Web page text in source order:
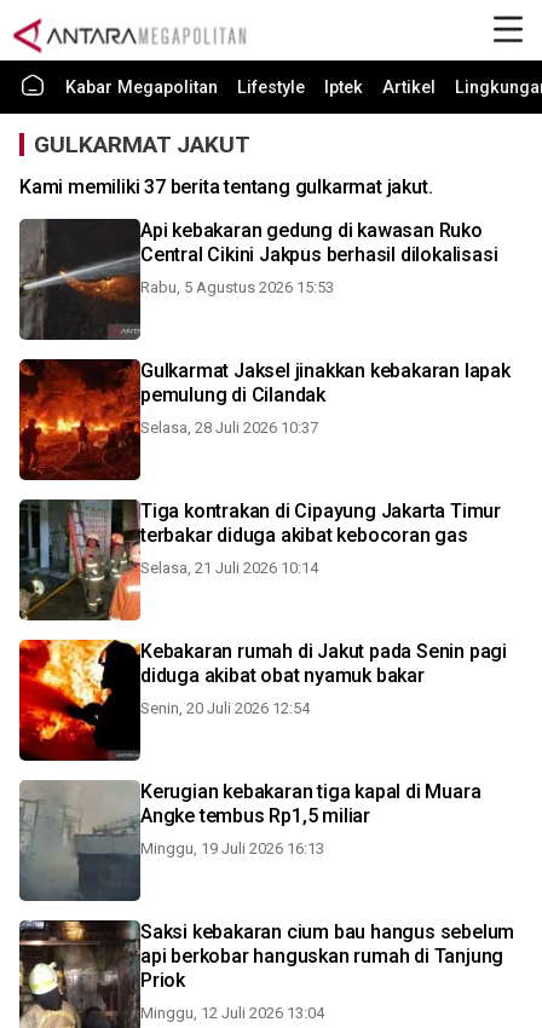
Kabar Megapolitan Lifestyle Iptek Artikel
GULKARMAT JAKUT
Kami memiliki 37 berita tentang gulkarmat jakut.
Api kebakaran gedung di kawasan Ruko
Central Cikini Jakpus berhasil dilokalisasi
Rabu, 5 Agustus 2026 15:53
Gulkarmat Jaksel jinakkan kebakaran lapak
pemulung di Cilandak
Selasa, 28 Juli 2026 10:37
Tiga kontrakan di Cipayung Jakarta Timur
terbakar diduga akibat kebocoran gas
Selasa, 21 Juli 2026 10:14
Kebakaran rumah di Jakut pada Senin pagi
diduga akibat obat nyamuk bakar
Senin, 20 Juli 2026 12:54
Kerugian kebakaran tiga kapal di Muara
Angke tembus Rp1,5 miliar
Minggu, 19 Juli 2026 16:13
Saksi kebakaran cium bau hangus sebelum
api berkobar hanguskan rumah di Tanjung
Priok
Minggu, 12 Juli 2026 13:04